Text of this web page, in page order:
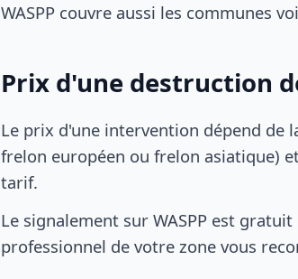
WASPP couvre aussi les communes
Prix d'une destruction
Le prix d'une intervention dépend de
frelon européen ou frelon asiatique)
tarif.
Le signalement sur WASPP est
professionnel de votre zone vous